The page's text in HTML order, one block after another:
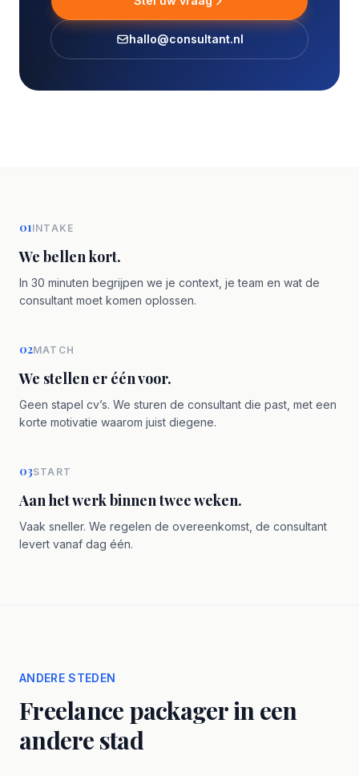
hallo@consultant.nl
01INTAKE
We bellen kort.
In 30 minuten begrijpen we je context, je team en wat de
consultant moet komen oplossen.
02MATCH
We stellen er één voor.
Geen stapel cv’s. We sturen de consultant die past, met een
korte motivatie waarom juist diegene.
03START
Aan het werk binnen twee weken.
Vaak sneller. We regelen de overeenkomst, de consultant
levert vanaf dag één.
ANDERE STEDEN
Freelance packager in een
andere stad